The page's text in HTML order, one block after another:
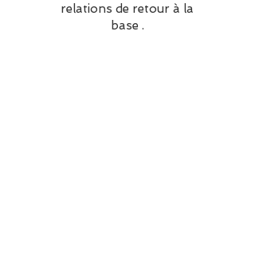
relations de retour à la
base .